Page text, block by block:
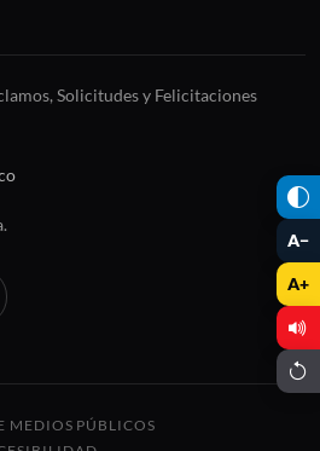
A−
A+
Solicitudes y Felicitaciones
MEDIOS PÚBLICOS